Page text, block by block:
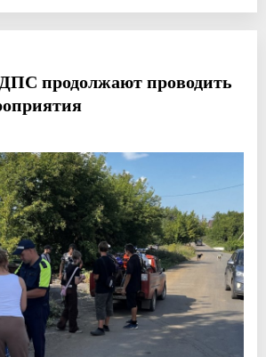
продолжают проводить